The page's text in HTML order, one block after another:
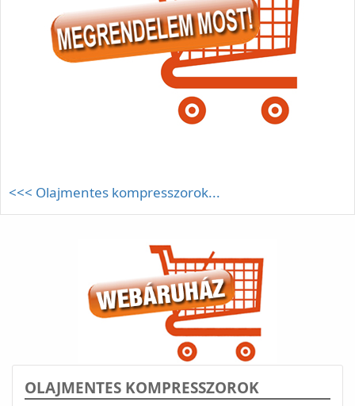
<<< Olajmentes kompresszorok...
OLAJMENTES KOMPRESSZOROK